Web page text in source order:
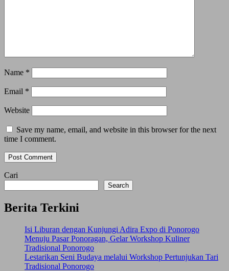
Name *
Email *
Website
Save my name, email, and website in this browser for the next
time I comment.
Cari
Search
Berita Terkini
Isi Liburan dengan Kunjungi Adira Expo di Ponorogo
Menuju Pasar Ponoragan, Gelar Workshop Kuliner
Tradisional Ponorogo
Lestarikan Seni Budaya melalui Workshop Pertunjukan Tari
Tradisional Ponorogo